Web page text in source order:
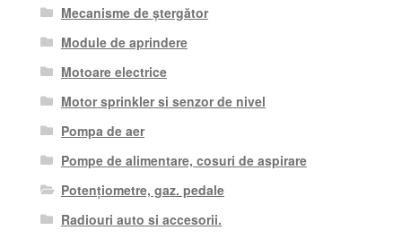
Mecanisme de ștergător
Module de aprindere
Motoare electrice
Motor sprinkler si senzor de nivel
Pompa de aer
Pompe de alimentare, cosuri de aspirare
Potențiometre, gaz. pedale
Radiouri auto si accesorii.